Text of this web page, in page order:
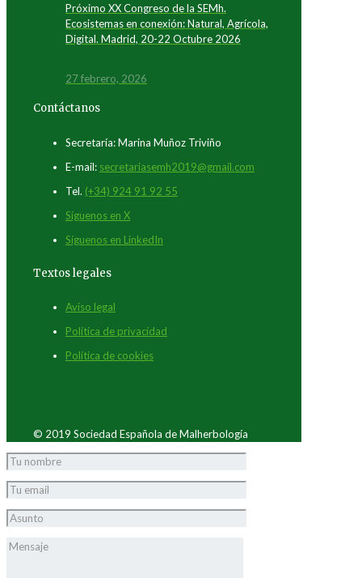
Próximo XX Congreso de la SEMh.
Ecosistemas en conexión: Natural, Agrícola,
Digital. Madrid, 20-22 Octubre 2026
27 febrero, 2026
Contáctanos
Secretaría: Marina Muñoz Triviño
E-mail: secretariasemh2019@gmail.com
Tel. (+34) 924 91 92 55
Síguenos en X
Síguenos en LinkedIn
Textos legales
Aviso legal
Política de privacidad
Política de cookies
© 2019 Sociedad Española de Malherbología